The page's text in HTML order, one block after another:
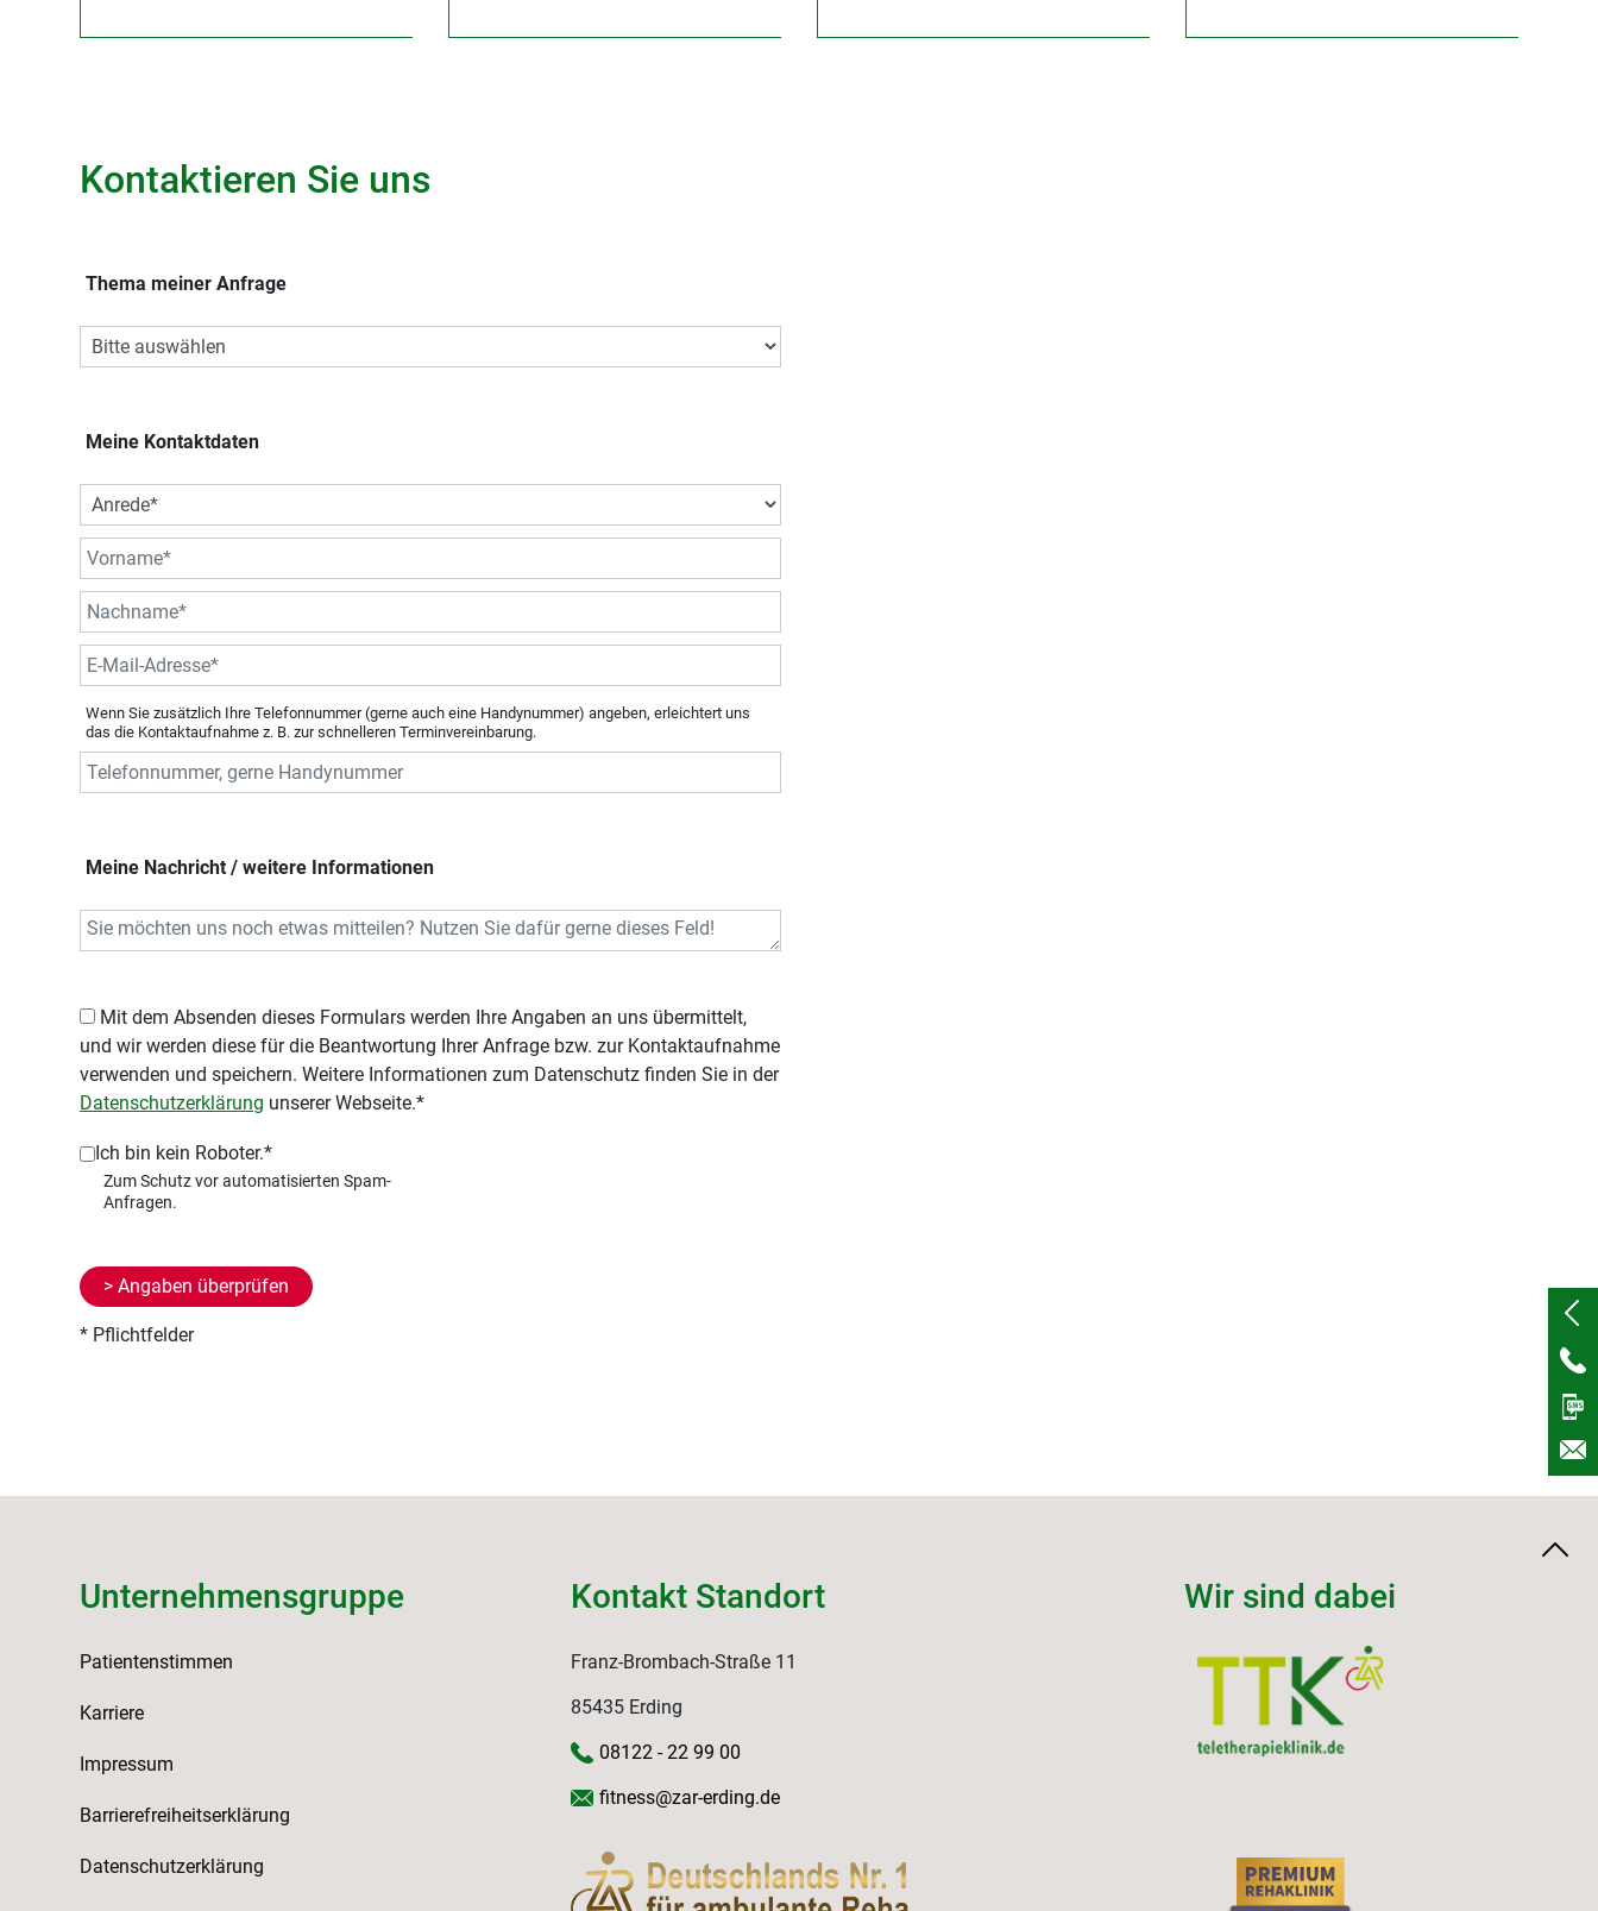
Kontaktieren Sie uns
Thema meiner Anfrage
Meine Kontaktdaten
Wenn Sie zusätzlich Ihre Telefonnummer (gerne auch eine Handynummer) angeben, erleichtert uns
das die Kontaktaufnahme z. B. zur schnelleren Terminvereinbarung.
Meine Nachricht / weitere Informationen
und wir werden diese für die Beantwortung Ihrer Anfrage bzw. zur Kontaktaufnahme
verwenden und speichern. Weitere Informationen zum Datenschutz finden Sie in der
Datenschutzerklärung unserer Webseite.*
Ich bin kein Roboter.*
* Pflichtfelder
Unternehmensgruppe
Patientenstimmen
Karriere
Impressum
Barrierefreiheitserklärung
Datenschutzerklärung
Kontakt Standort
Franz-Brombach-Straße 11
85435 Erding
08122 - 22 99 00
fitness@zar-erding.de
Wir sind dabei